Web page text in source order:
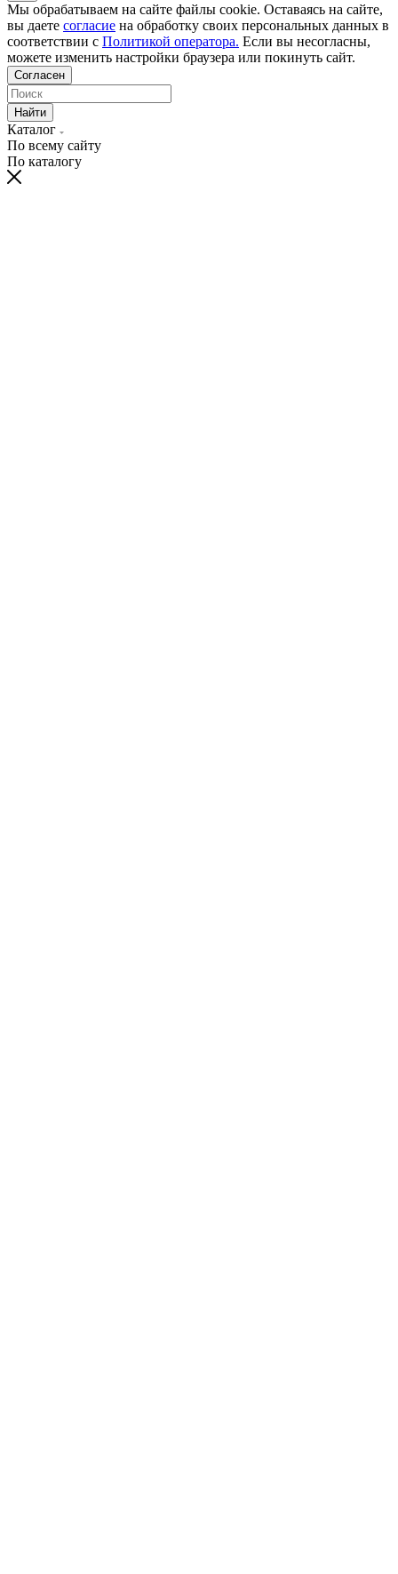
Мы обрабатываем на сайте файлы cookie. Оставаясь на сайте,
вы даете согласие на обработку своих персональных данных в
соответствии с Политикой оператора. Если вы несогласны,
можете изменить настройки браузера или покинуть сайт.
Согласен
Найти
Каталог
По всему сайту
По каталогу